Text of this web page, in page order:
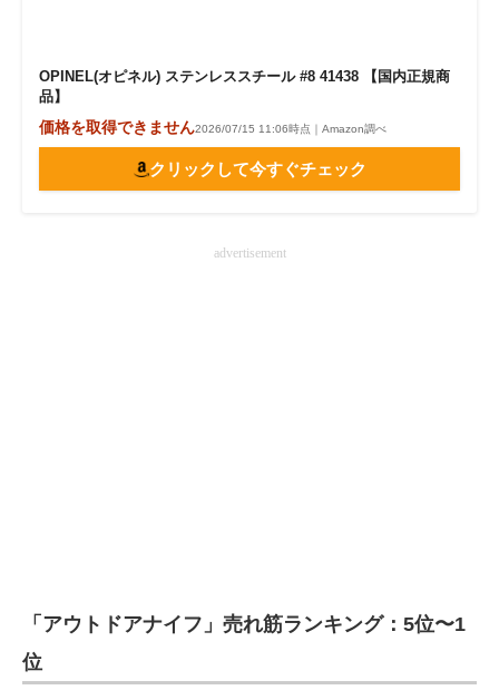
OPINEL(オピネル) ステンレススチール #8 41438 【国内正規商
品】
価格を取得できません2026/07/15 11:06時点｜Amazon調べ
クリックして今すぐチェック
advertisement
「アウトドアナイフ」売れ筋ランキング：5位〜1
位